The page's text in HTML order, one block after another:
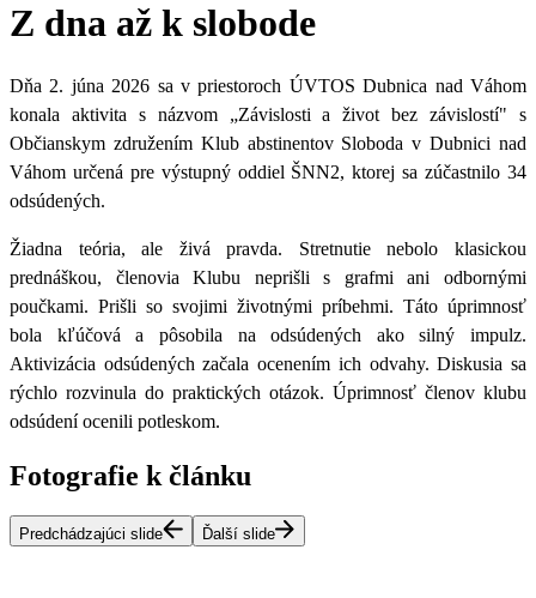
Z dna až k slobode
Dňa 2. júna 2026 sa v priestoroch ÚVTOS Dubnica nad Váhom
konala aktivita s názvom „Závislosti a život bez závislostí" s
Občianskym združením Klub abstinentov Sloboda v Dubnici nad
Váhom určená pre výstupný oddiel ŠNN2, ktorej sa zúčastnilo 34
odsúdených.
Žiadna teória, ale živá pravda. Stretnutie nebolo klasickou
prednáškou, členovia Klubu neprišli s grafmi ani odbornými
poučkami. Prišli so svojimi životnými príbehmi. Táto úprimnosť
bola kľúčová a pôsobila na odsúdených ako silný impulz.
Aktivizácia odsúdených začala ocenením ich odvahy. Diskusia sa
rýchlo rozvinula do praktických otázok. Úprimnosť členov klubu
odsúdení ocenili potleskom.
Fotografie k článku
Predchádzajúci slide Ďalší slide